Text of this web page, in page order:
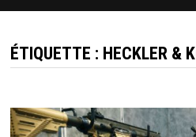
ÉTIQUETTE : HECKLER &